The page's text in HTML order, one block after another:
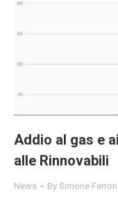
Addio al gas e
alle Rinnovabili
News By Simone Ferroni